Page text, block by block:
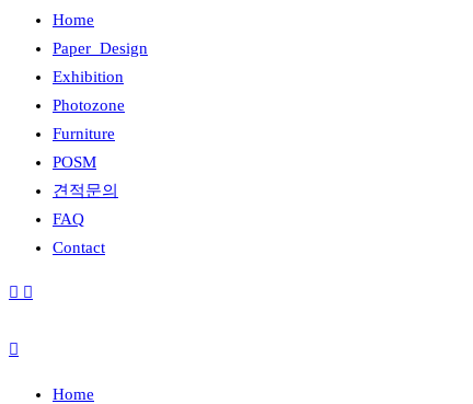
Home
Paper_Design
Exhibition
Photozone
Furniture
POSM
견적문의
FAQ
Contact
Home